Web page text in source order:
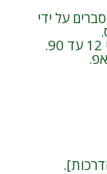
על ידי